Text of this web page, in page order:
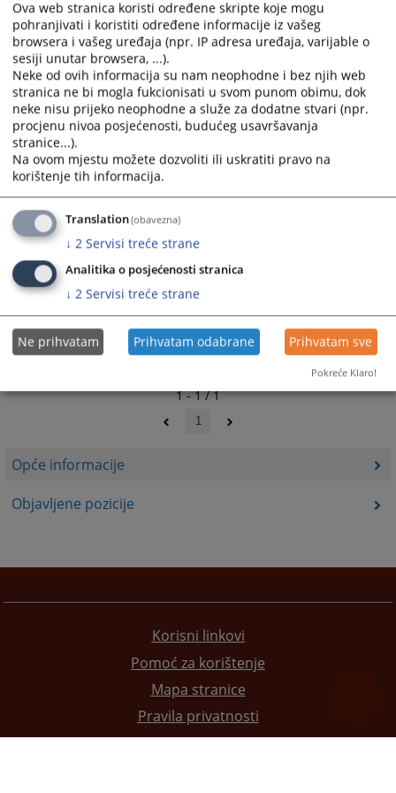
Opće informacije
Objavljene pozicije
and
select
a
date.
Press
the
question
mark
key
get
the
keyboard
shortcuts
for
dates.
and
select
a
date.
Press
the
question
mark
key
the
keyboard
shortcuts
for
dates.
1 - 1 / 1
1
Korisni linkovi
Pomoć za korištenje
Mapa stranice
Pravila privatnosti
Ova web stranica koristi određene skripte koje mogu
pohranjivati i koristiti određene informacije iz vašeg
browsera i vašeg uređaja (npr. IP adresa uređaja, varijable o
sesiji unutar browsera, ...).
Neke od ovih informacija su nam neophodne i bez njih web
stranica ne bi mogla fukcionisati u svom punom obimu, dok
neke nisu prijeko neophodne a služe za dodatne stvari (npr.
procjenu nivoa posjećenosti, budućeg usavršavanja
stranice...).
Na ovom mjestu možete dozvoliti ili uskratiti pravo na
korištenje tih informacija.
Translation(obavezna)
↓ 2 Servisi treće strane
Analitika o posjećenosti stranica
↓ 2 Servisi treće strane
Ne prihvatam Prihvatam odabrane Prihvatam sve
Pokreće Klaro!